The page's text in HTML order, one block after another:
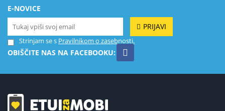
E-NOVICE
PRIJAVI
Strinjam se s Pravilnikom o zasebnosti.
OBIŠČITE NAS NA FACEBOOKU: